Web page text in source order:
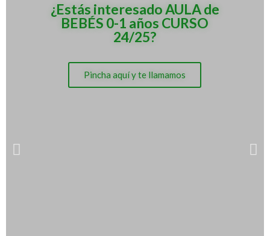
¿Estás interesado AULA de
BEBÉS 0-1 años CURSO
24/25?
Pincha aquí y te llamamos